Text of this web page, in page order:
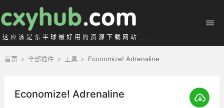
这应该是东半球最好用的资源下载网站...
首页 > 全部插件 > 工具 > Economize! Adrenaline
Economize! Adrenaline